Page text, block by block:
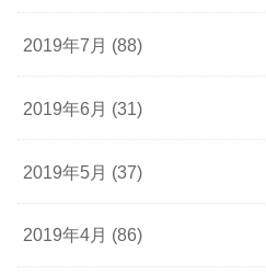
2019年7月 (88)
2019年6月 (31)
2019年5月 (37)
2019年4月 (86)